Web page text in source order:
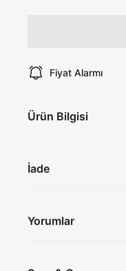
Fiyat Alarmı
Ürün Bilgisi
İade
Yorumlar